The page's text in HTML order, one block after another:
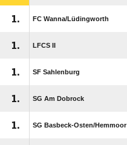
1. FC Wanna/​Lüdingworth
1. LFCS II
1. SF Sahlenburg
1. SG Am Dobrock
1. SG Basbeck-Osten/​Hemmoor